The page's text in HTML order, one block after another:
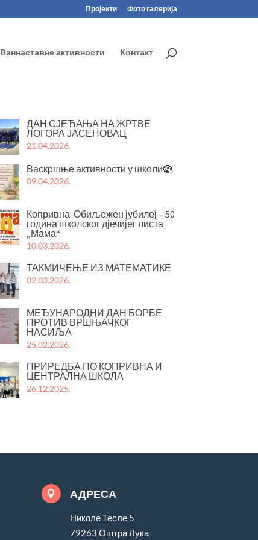
Пројекти Фото галерија
Ваннаставне активности Контакт
ДАН СЈЕЋАЊА НА ЖРТВЕ
ЛОГОРА ЈАСЕНОВАЦ
21.04.2026.
Васкршње активности у школи🪺
09.04.2026.
Копривна: Обиљежен јубилеј – 50
година школског дјечијег листа
„Мама“
10.03.2026.
ТАКМИЧЕЊЕ ИЗ МАТЕМАТИКЕ
02.03.2026.
МЕЂУНАРОДНИ ДАН БОРБЕ
ПРОТИВ ВРШЊАЧКОГ
НАСИЉА
25.02.2026.
ПРИРЕДБА ПО КОПРИВНА И
ЦЕНТРАЛНА ШКОЛА
26.12.2025.
 АДРЕСА
Николе Тесле 5
79263 Оштра Лука